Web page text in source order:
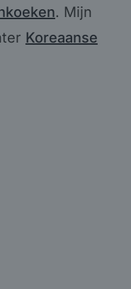
. Mijn
Koreaanse